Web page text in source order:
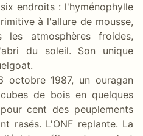
endroits : l'hyménophylle
à l'allure de mousse,
atmosphères froides,
du soleil. Son unique
1987, un ouragan
de bois en quelques
cent des peuplements
rasés. L'ONF replante. La